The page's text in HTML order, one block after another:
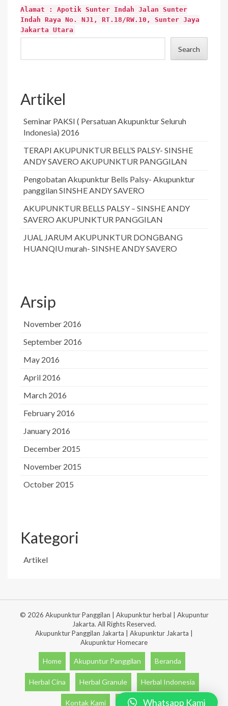
Alamat : Apotik Sunter Indah Jalan Sunter
Indah Raya No. NJ1, RT.18/RW.10, Sunter Jaya
Jakarta Utara
Search
Artikel
Seminar PAKSI ( Persatuan Akupunktur Seluruh
Indonesia) 2016
TERAPI AKUPUNKTUR BELL’S PALSY- SINSHE
ANDY SAVERO AKUPUNKTUR PANGGILAN
Pengobatan Akupunktur Bells Palsy- Akupunktur
panggilan SINSHE ANDY SAVERO
AKUPUNKTUR BELLS PALSY – SINSHE ANDY
SAVERO AKUPUNKTUR PANGGILAN
JUAL JARUM AKUPUNKTUR DONGBANG
HUANQIU murah- SINSHE ANDY SAVERO
Arsip
November 2016
September 2016
May 2016
April 2016
March 2016
February 2016
January 2016
December 2015
November 2015
October 2015
Kategori
Artikel
© 2026 Akupunktur Panggilan | Akupunktur herbal | Akupuntur
Jakarta. All Rights Reserved.
Akupunktur Panggilan Jakarta | Akupunktur Jakarta |
Akupunktur Homecare
Home Akupuntur Panggilan Beranda
Herbal Cina Herbal Granule Herbal Indonesia
Kontak Kami Obat HerbalWhatsapp Kami